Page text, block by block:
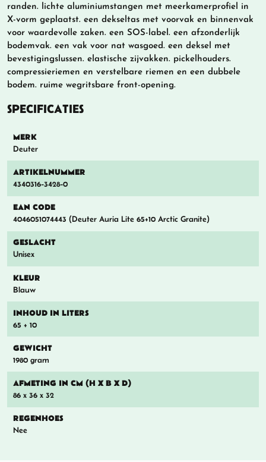
randen. lichte aluminiumstangen met meerkamerprofiel in
X-vorm geplaatst. een dekseltas met voorvak en binnenvak
voor waardevolle zaken. een SOS-label. een afzonderlijk
bodemvak. een vak voor nat wasgoed. een deksel met
bevestigingslussen. elastische zijvakken. pickelhouders.
compressieriemen en verstelbare riemen en een dubbele
bodem. ruime wegritsbare front-opening.
SPECIFICATIES
MERK
Deuter
ARTIKELNUMMER
4340316-3428-0
EAN CODE
4046051074443 (Deuter Auria Lite 65+10 Arctic Granite)
GESLACHT
Unisex
KLEUR
Blauw
INHOUD IN LITERS
65 + 10
GEWICHT
1980 gram
AFMETING IN CM (H X B X D)
86 x 36 x 32
REGENHOES
Nee